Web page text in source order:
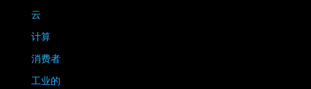
云
计算
消费者
工业的